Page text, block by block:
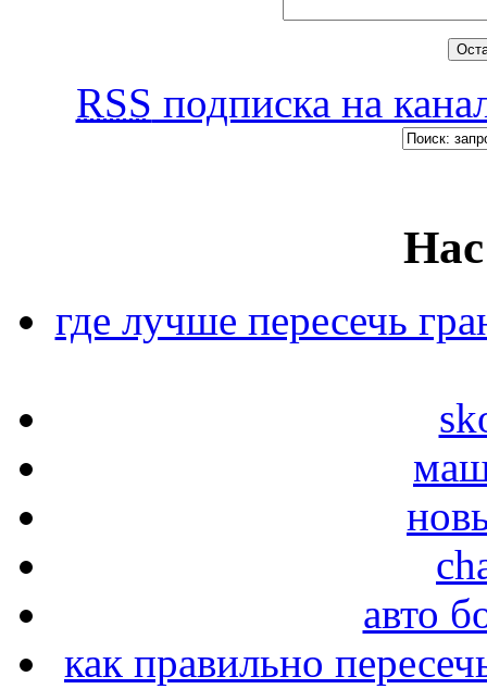
RSS подписка на
где лучше пересечь
авто
как правильно